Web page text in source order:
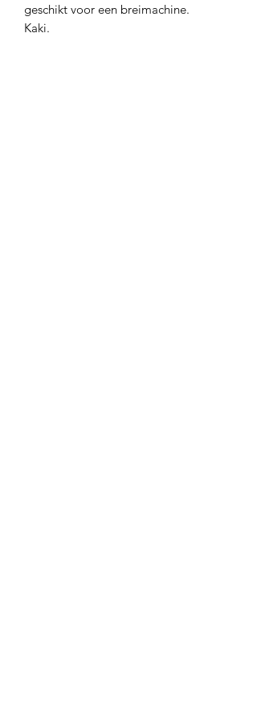
geschikt voor een breimachine.
Kaki.